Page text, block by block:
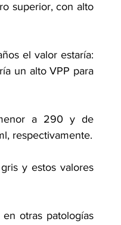
superior, con alto
el valor estaría:
un alto VPP para
a 290 y de
respectivamente.
y estos valores
otras patologías